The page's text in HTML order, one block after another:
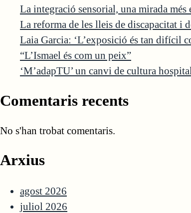
La integració sensorial, una mirada
La reforma de les lleis de discapacitat i
Laia Garcia: ‘L’exposició és tan difícil
“L’Ismael és com un peix”
‘M’adapTU’ un canvi de cultura
Comentaris recents
No s'han trobat comentaris.
Arxius
agost 2026
juliol 2026